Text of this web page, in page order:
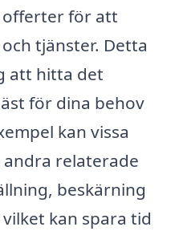
för att
tjänster. Detta
att hitta det
för dina behov
kan vissa
relaterade
beskärning
kan spara tid